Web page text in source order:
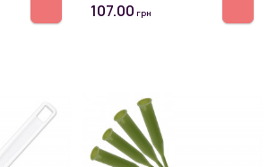
107.00 грн